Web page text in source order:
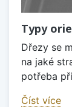
Typy
Dřezy se
na jaké
potřeba
Číst více